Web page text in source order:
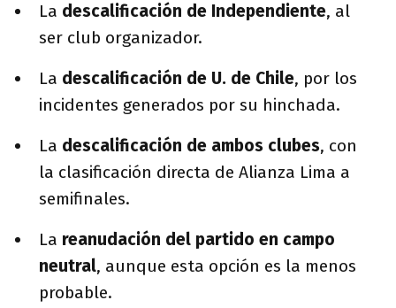
La descalificación de Independiente, al
ser club organizador.
La descalificación de U. de Chile, por los
incidentes generados por su hinchada.
La descalificación de ambos clubes, con
la clasificación directa de Alianza Lima a
semifinales.
La reanudación del partido en campo
neutral, aunque esta opción es la menos
probable.